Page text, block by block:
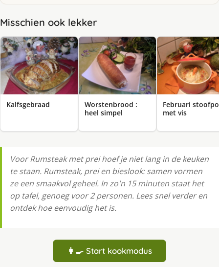
Misschien ook lekker
Kalfsgebraad
Worstenbrood :
heel simpel
Februari
met vis
Voor Rumsteak met prei hoef je niet lang in de keuken
te staan. Rumsteak, prei en bieslook: samen vormen
ze een smaakvol geheel. In zo'n 15 minuten staat het
op tafel, genoeg voor 2 personen. Lees snel verder en
ontdek hoe eenvoudig het is.
👩‍🍳 Start kookmodus